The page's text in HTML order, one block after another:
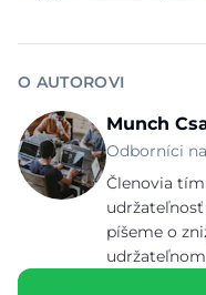
O AUTOROVI
Munch
Odborníci
Členovia
píšeme o